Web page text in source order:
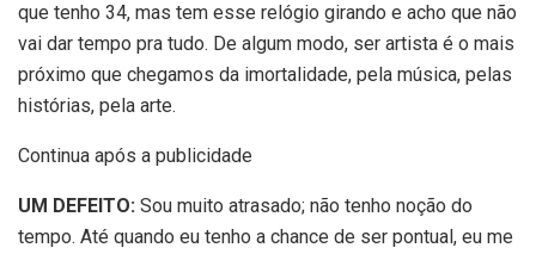
que tenho 34, mas tem esse relógio girando e acho que não
vai dar tempo pra tudo. De algum modo, ser artista é o mais
próximo que chegamos da imortalidade, pela música, pelas
histórias, pela arte.
Continua após a publicidade
UM DEFEITO: Sou muito atrasado; não tenho noção do
tempo. Até quando eu tenho a chance de ser pontual, eu me